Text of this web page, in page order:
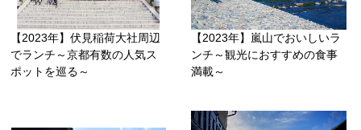
【2023年】伏見稲荷大社周辺
でランチ～京都有数の人気ス
ポットを巡る～
【2023年】嵐山でおいしいラ
ンチ～観光におすすめの食事
満載～